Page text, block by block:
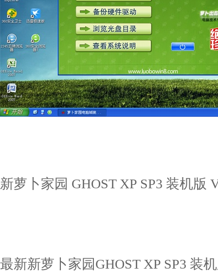
新萝卜家园 GHOST XP SP3 装机版
最新新萝卜家园GHOST XP SP3 装